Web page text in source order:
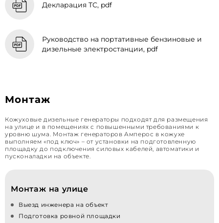
Декларация ТС, pdf
Руководство на портативные бензиновые и
дизельные электростанции, pdf
Монтаж
Кожуховые дизельные генераторы подходят для размещения
на улице и в помещениях с повышенными требованиями к
уровню шума. Монтаж генераторов Амперос в кожухе
выполняем «под ключ» – от установки на подготовленную
площадку до подключения силовых кабелей, автоматики и
пусконаладки на объекте.
Монтаж на улице
Выезд инженера на объект
Подготовка ровной площадки